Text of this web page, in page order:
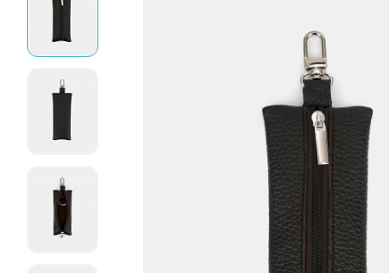
Капсула
Акции / Новости
Адреса магазинов